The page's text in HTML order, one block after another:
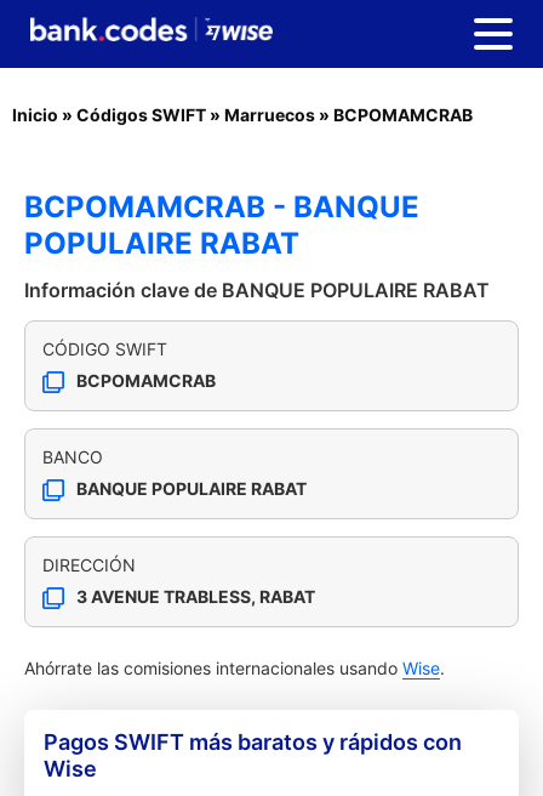
Inicio » Códigos SWIFT » Marruecos » BCPOMAMCRAB
BCPOMAMCRAB - BANQUE
POPULAIRE RABAT
Información clave de BANQUE POPULAIRE RABAT
CÓDIGO SWIFT
BCPOMAMCRAB
BANCO
BANQUE POPULAIRE RABAT
DIRECCIÓN
3 AVENUE TRABLESS, RABAT
Ahórrate las comisiones internacionales usando Wise.
Pagos SWIFT más baratos y rápidos con
Wise